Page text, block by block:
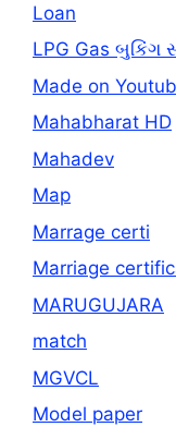
Loan
LPG Gas બુકિંગ
Made on
Mahabharat HD
Mahadev
Map
Marrage certi
Marriage
MARUGUJARA
match
MGVCL
Model paper